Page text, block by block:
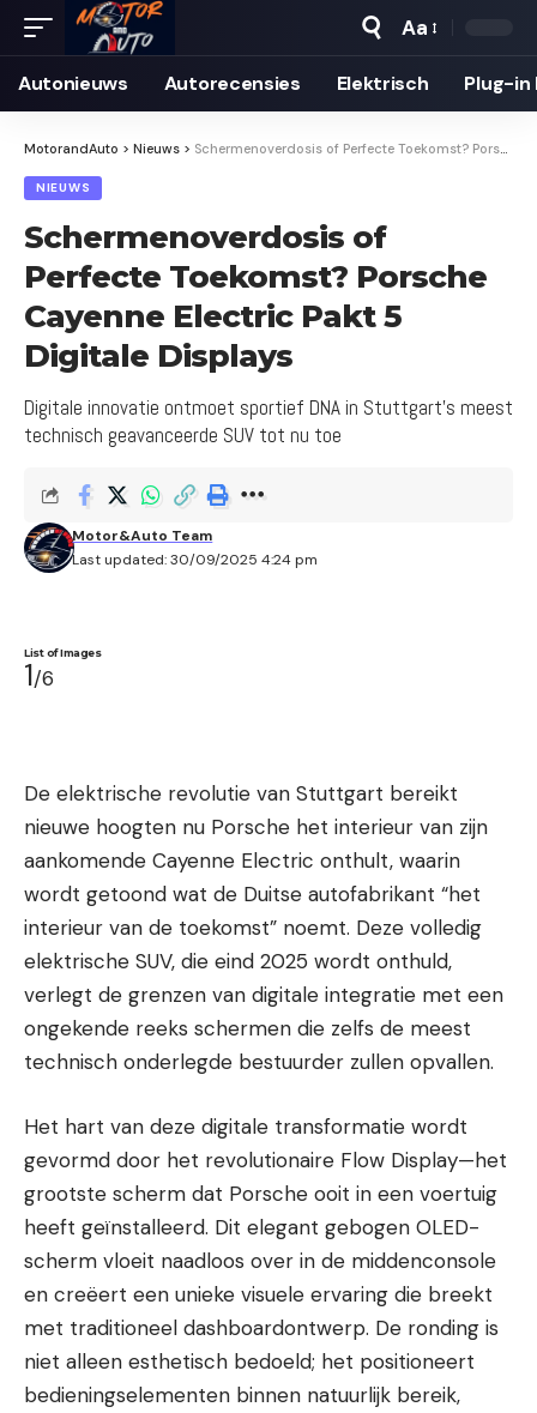
Aa
Autonieuws Auto­recensies Elektrisch Plug-in
MotorandAuto > Nieuws > Schermenoverdosis of Perfecte Toekomst? Porsche Cayenne Electric Pakt 5 Digitale Displays
NIEUWS
Schermenoverdosis of
Perfecte Toekomst? Porsche
Cayenne Electric Pakt 5
Digitale Displays
Digitale innovatie ontmoet sportief DNA in Stuttgart's meest
technisch geavanceerde SUV tot nu toe
Last updated: 30/09/2025 4:24 pm
Motor&Auto Team
List of Images
1/6
De elektrische revolutie van Stuttgart bereikt
nieuwe hoogten nu Porsche het interieur van zijn
aankomende Cayenne Electric onthult, waarin
wordt getoond wat de Duitse autofabrikant “het
interieur van de toekomst” noemt. Deze volledig
elektrische SUV, die eind 2025 wordt onthuld,
verlegt de grenzen van digitale integratie met een
ongekende reeks schermen die zelfs de meest
technisch onderlegde bestuurder zullen opvallen.
Het hart van deze digitale transformatie wordt
gevormd door het revolutionaire Flow Display—het
grootste scherm dat Porsche ooit in een voertuig
heeft geïnstalleerd. Dit elegant gebogen OLED-
scherm vloeit naadloos over in de middenconsole
en creëert een unieke visuele ervaring die breekt
met traditioneel dashboardontwerp. De ronding is
niet alleen esthetisch bedoeld; het positioneert
bedieningselementen binnen natuurlijk bereik,